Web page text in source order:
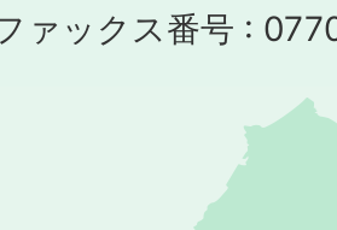
ァックス番号 :